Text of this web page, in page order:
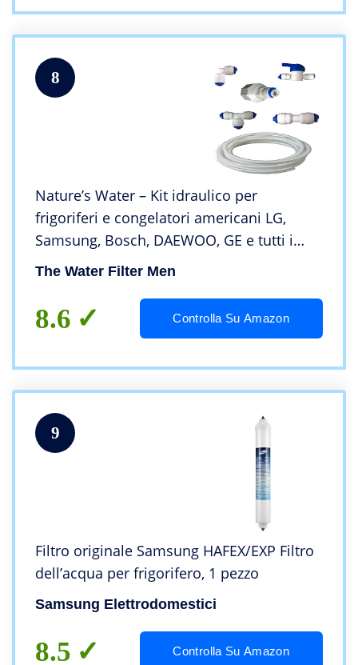
8
Nature’s Water – Kit idraulico per
frigoriferi e congelatori americani LG,
Samsung, Bosch, DAEWOO, GE e tutti i
tubi LDPE 1/4&quot
The Water Filter Men
8.6 Controlla Su Amazon
9
Filtro originale Samsung HAFEX/EXP Filtro
dell’acqua per frigorifero, 1 pezzo
Samsung Elettrodomestici
8.5 Controlla Su Amazon